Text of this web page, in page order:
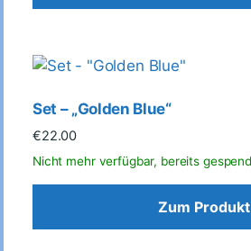
Set – „Golden Blue“
€22.00
Zum Produkt